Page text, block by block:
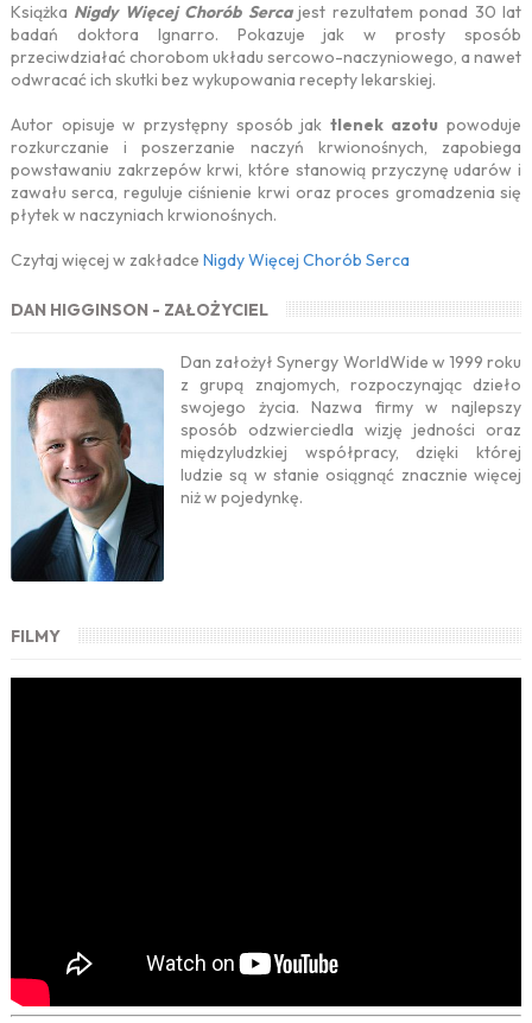
Książka Nigdy Więcej Chorób Sercajest rezultatem ponad 30 lat
badań doktora Ignarro. Pokazuje jak w prosty sposób
przeciwdziałać chorobom układu sercowo-naczyniowego, a nawet
odwracać ich skutki bez wykupowania recepty lekarskiej.
Autor opisuje w przystępny sposób jak tlenek azotu powoduje
rozkurczanie i poszerzanie naczyń krwionośnych, zapobiega
powstawaniu zakrzepów krwi, które stanowią przyczynę udarów i
zawału serca, reguluje ciśnienie krwi oraz proces gromadzenia się
płytek w naczyniach krwionośnych.
Czytaj więcej w zakładce Nigdy Więcej Chorób Serca
DAN HIGGINSON - ZAŁOŻYCIEL
Dan założył Synergy WorldWide w 1999 roku
z grupą znajomych, rozpoczynając dzieło
swojego życia. Nazwa firmy w najlepszy
sposób odzwierciedla wizję jedności oraz
międzyludzkiej współpracy, dzięki której
ludzie są w stanie osiągnąć znacznie więcej
niż w pojedynkę.
FILMY